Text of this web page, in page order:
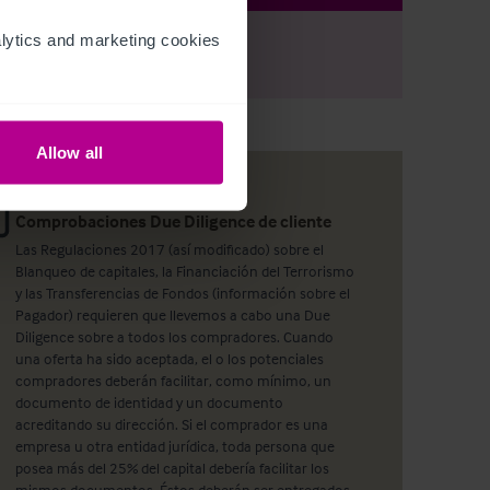
and marketing cookies
Allow all
Comprobaciones Due Diligence de cliente
Las Regulaciones 2017 (así modificado) sobre el
Blanqueo de capitales, la Financiación del Terrorismo
y las Transferencias de Fondos (información sobre el
Pagador) requieren que llevemos a cabo una Due
Diligence sobre a todos los compradores. Cuando
una oferta ha sido aceptada, el o los potenciales
compradores deberán facilitar, como mínimo, un
documento de identidad y un documento
acreditando su dirección. Si el comprador es una
empresa u otra entidad jurídica, toda persona que
posea más del 25% del capital debería facilitar los